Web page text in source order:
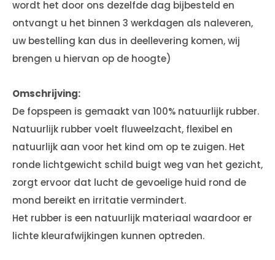
wordt het door ons dezelfde dag bijbesteld en
ontvangt u het binnen 3 werkdagen als naleveren,
uw bestelling kan dus in deellevering komen, wij
brengen u hiervan op de hoogte)
Omschrijving:
De fopspeen is gemaakt van 100% natuurlijk rubber.
Natuurlijk rubber voelt fluweelzacht, flexibel en
natuurlijk aan voor het kind om op te zuigen. Het
ronde lichtgewicht schild buigt weg van het gezicht,
zorgt ervoor dat lucht de gevoelige huid rond de
mond bereikt en irritatie vermindert.
Het rubber is een natuurlijk materiaal waardoor er
lichte kleurafwijkingen kunnen optreden.